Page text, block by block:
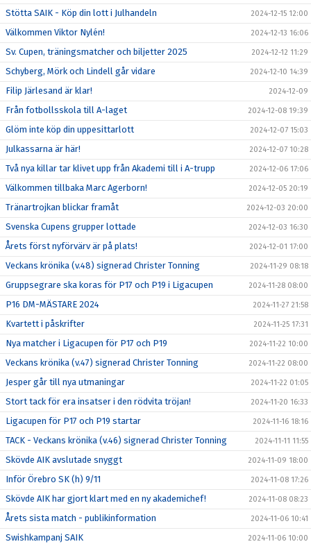
Stötta SAIK - Köp din lott i Julhandeln 2024-12-15 12:00
Välkommen Viktor Nylén! 2024-12-13 16:06
Sv. Cupen, träningsmatcher och biljetter 2025 2024-12-12 11:29
Schyberg, Mörk och Lindell går vidare 2024-12-10 14:39
Filip Järlesand är klar! 2024-12-09
Från fotbollsskola till A-laget 2024-12-08 19:39
Glöm inte köp din uppesittarlott 2024-12-07 15:03
Julkassarna är här! 2024-12-07 10:28
Två nya killar tar klivet upp från Akademi till i A-trupp 2024-12-06 17:06
Välkommen tillbaka Marc Agerborn! 2024-12-05 20:19
Tränartrojkan blickar framåt 2024-12-03 20:00
Svenska Cupens grupper lottade 2024-12-03 16:30
Årets först nyförvärv är på plats! 2024-12-01 17:00
Veckans krönika (v.48) signerad Christer Tonning 2024-11-29 08:18
Gruppsegrare ska koras för P17 och P19 i Ligacupen 2024-11-28 08:00
P16 DM-MÄSTARE 2024 2024-11-27 21:58
Kvartett i påskrifter 2024-11-25 17:31
Nya matcher i Ligacupen för P17 och P19 2024-11-22 10:00
Veckans krönika (v.47) signerad Christer Tonning 2024-11-22 08:00
Jesper går till nya utmaningar 2024-11-22 01:05
Stort tack för era insatser i den rödvita tröjan! 2024-11-20 16:33
Ligacupen för P17 och P19 startar 2024-11-16 18:16
TACK - Veckans krönika (v.46) signerad Christer Tonning 2024-11-11 11:55
Skövde AIK avslutade snyggt 2024-11-09 18:00
Inför Örebro SK (h) 9/11 2024-11-08 17:26
Skövde AIK har gjort klart med en ny akademichef! 2024-11-08 08:23
Årets sista match - publikinformation 2024-11-06 10:41
Swishkampanj SAIK 2024-11-06 10:00